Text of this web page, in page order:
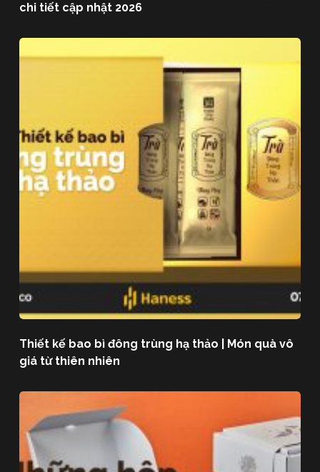
chi tiết cập nhật 2026
Thiết kế bao bì đông trùng hạ thảo | Món quà vô
giá từ thiên nhiên